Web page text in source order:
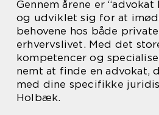
Gennem årene er
og udviklet sig for at
behovene hos både
erhvervslivet. Med det
kompetencer og
nemt at finde en advokat,
med dine specifikke
Holbæk.